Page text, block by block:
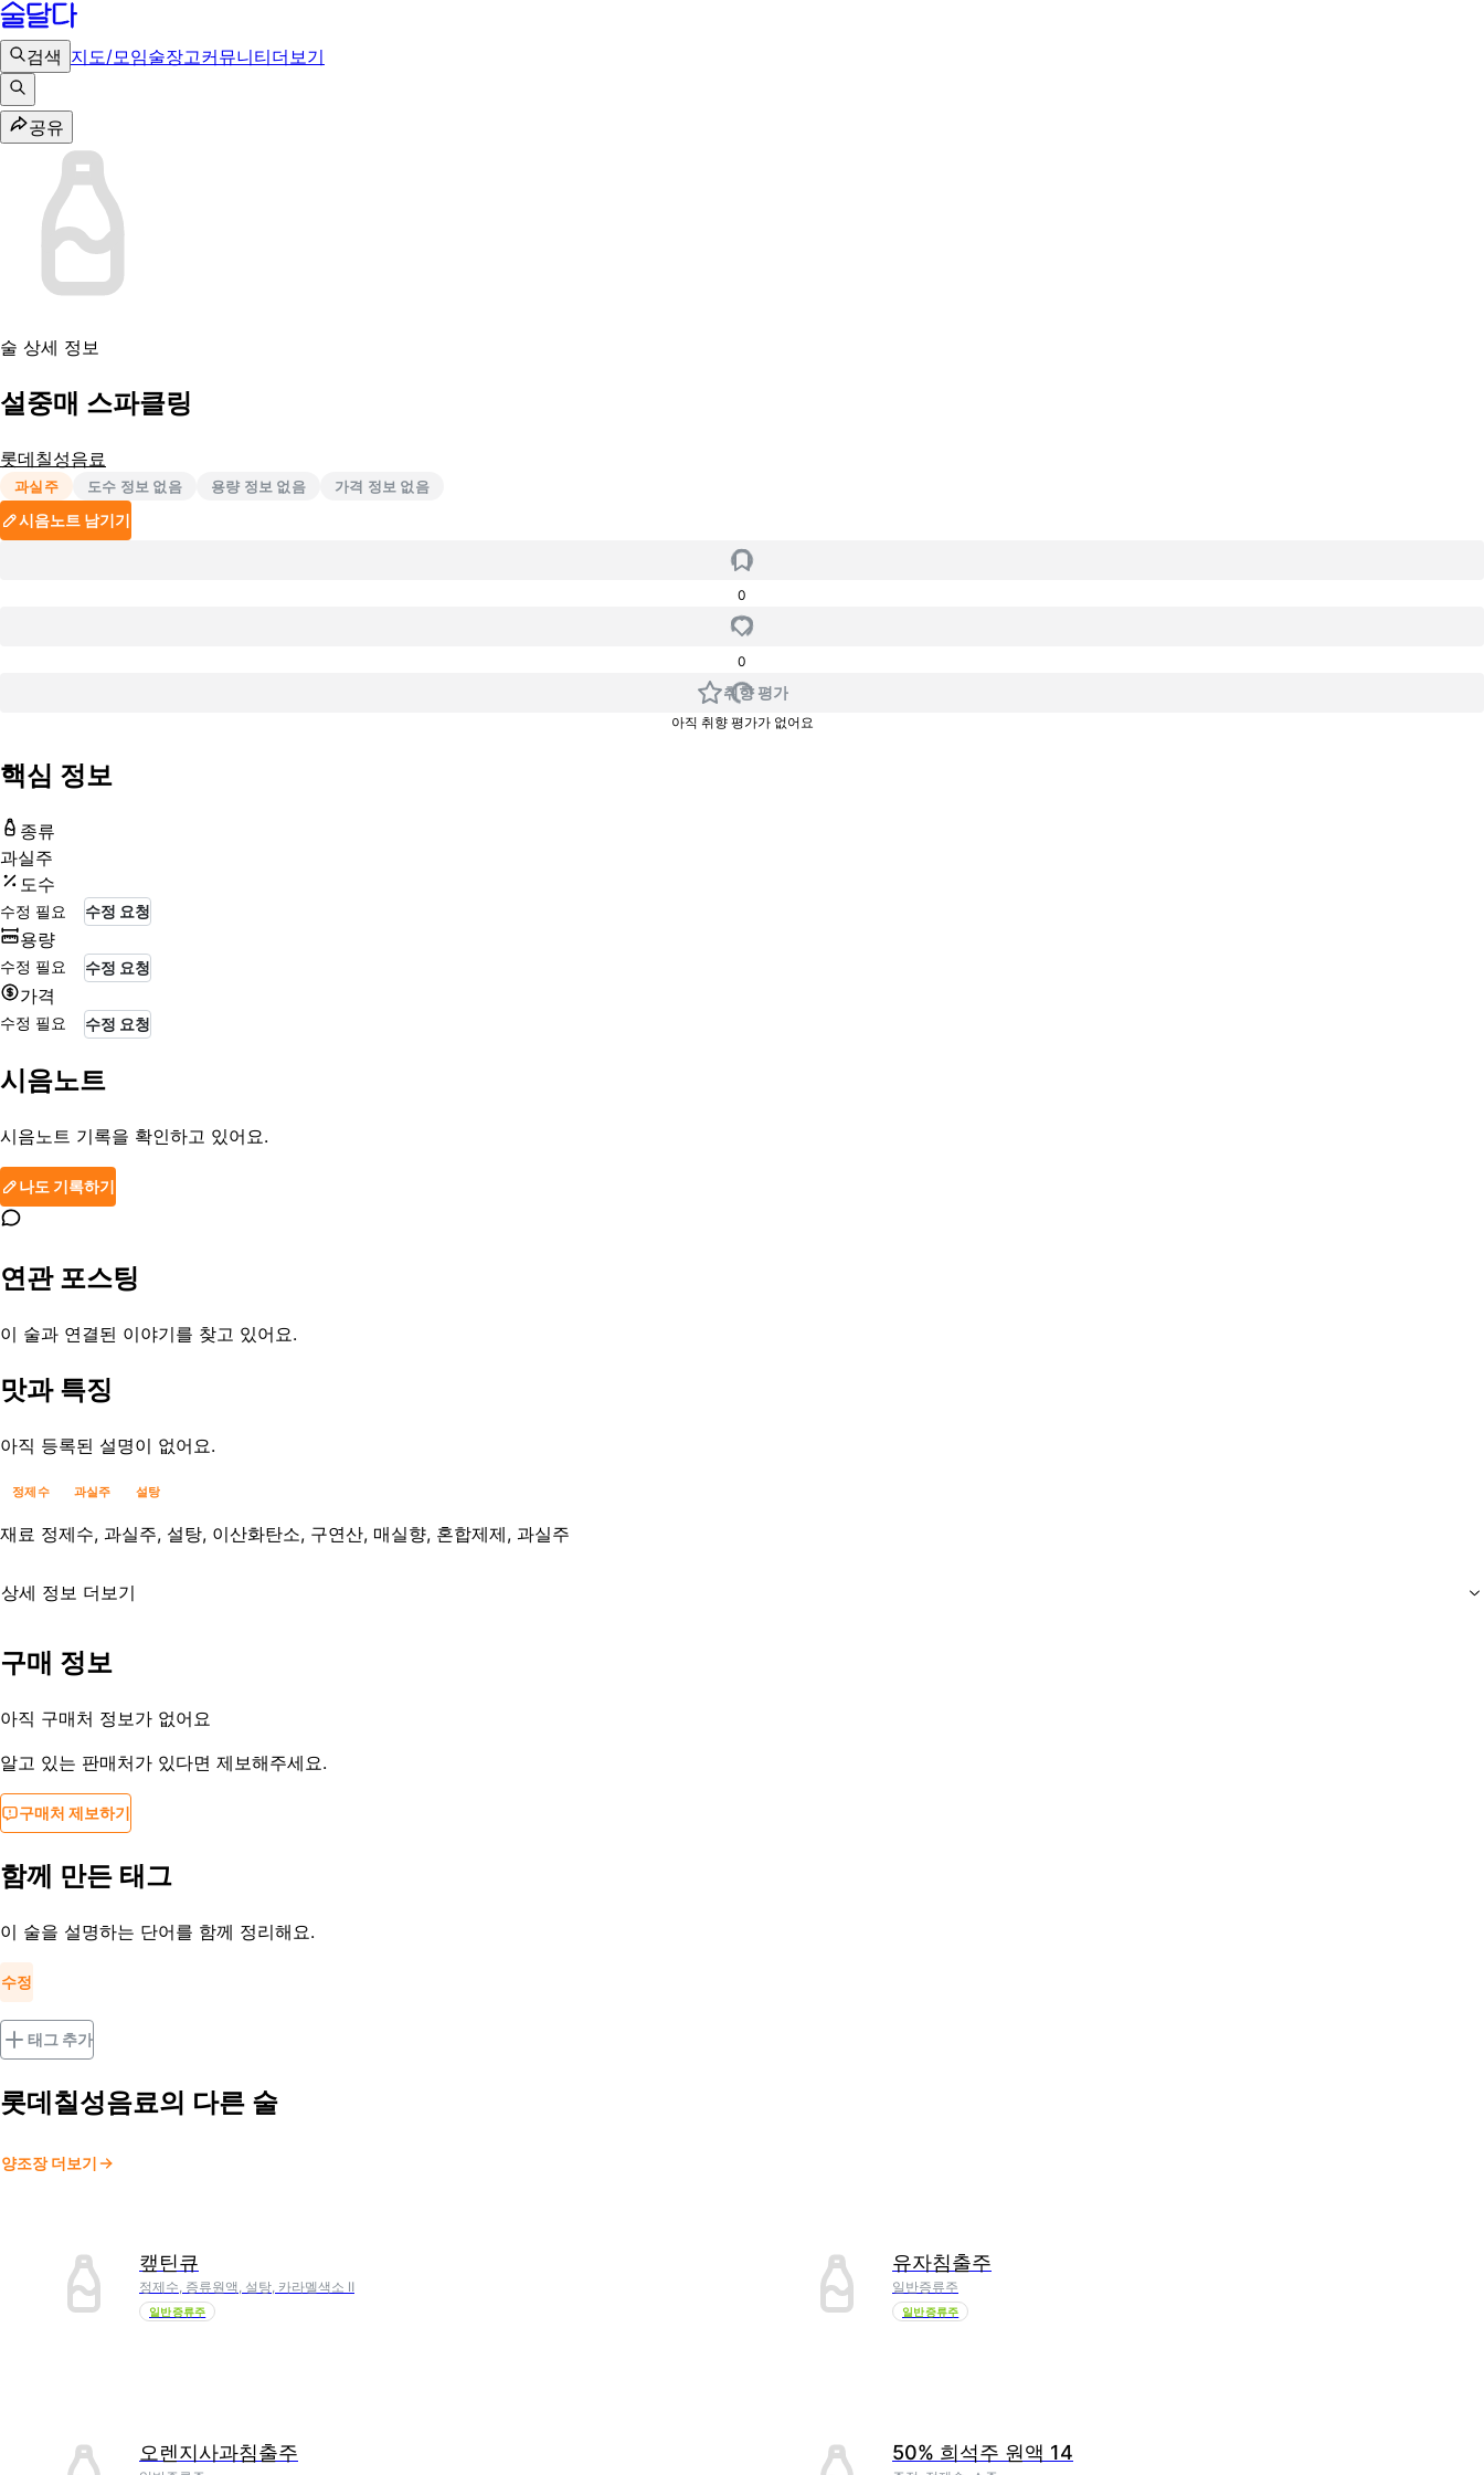
검색 지도/모임술장고커뮤니티더보기
공유
술 상세 정보
설중매 스파클링
롯데칠성음료
과실주 도수 정보 없음 용량 정보 없음 가격 정보 없음
시음노트 남기기
0
0
취향 평가
아직 취향 평가가 없어요
핵심 정보
종류
과실주
도수
수정 필요 수정 요청
용량
수정 필요 수정 요청
가격
수정 필요 수정 요청
시음노트
시음노트 기록을 확인하고 있어요.
나도 기록하기
연관 포스팅
이 술과 연결된 이야기를 찾고 있어요.
맛과 특징
아직 등록된 설명이 없어요.
정제수 과실주 설탕
재료 정제수, 과실주, 설탕, 이산화탄소, 구연산, 매실향, 혼합제제, 과실주
상세 정보 더보기
등록일
구매 정보
아직 구매처 정보가 없어요
알고 있는 판매처가 있다면 제보해주세요.
구매처 제보하기
함께 만든 태그
이 술을 설명하는 단어를 함께 정리해요.
수정
태그 추가
롯데칠성음료의 다른 술
양조장 더보기
캪틴큐
정제수, 증류원액, 설탕, 카라멜색소 Ⅱ
일반증류주
유자침출주
일반증류주
일반증류주
오렌지사과침출주 50% 희석주 원액 14